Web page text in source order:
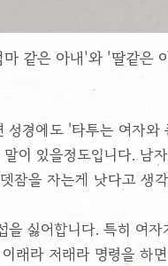
같은 아내'와 '딸같은
성경에도 '타투는 여자와
이 있을정도입니다. 남
잠을 자는게 낫다고 생
싫어합니다. 특히 여
래라 저래라 명령을 하